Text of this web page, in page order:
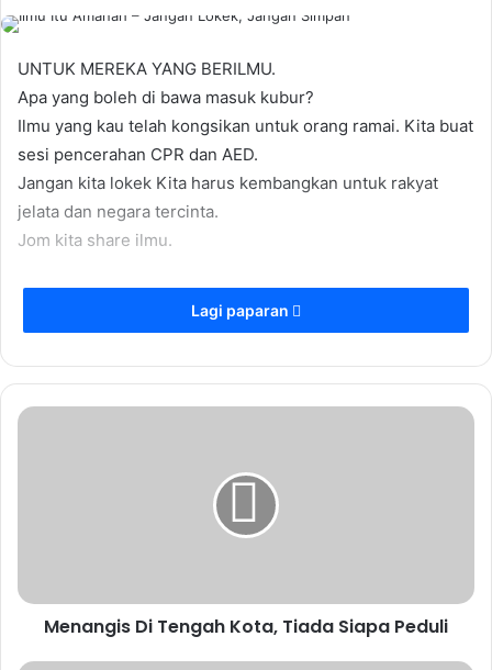
UNTUK MEREKA YANG BERILMU.
Apa yang boleh di bawa masuk kubur?
Ilmu yang kau telah kongsikan untuk orang ramai. Kita buat
sesi pencerahan CPR dan AED.
Jangan kita lokek Kita harus kembangkan untuk rakyat
jelata dan negara tercinta.
Jom kita share ilmu.
Lagi paparan
Menangis Di Tengah Kota, Tiada Siapa Peduli